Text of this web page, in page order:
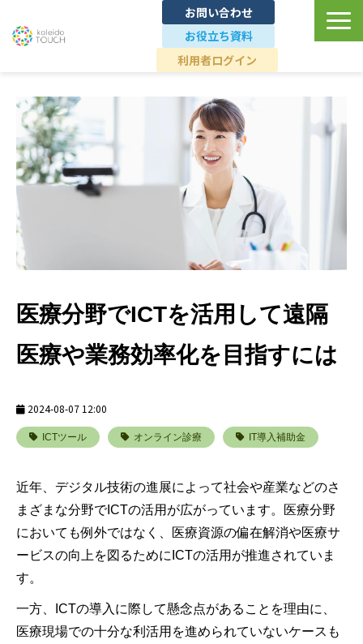
お問い合わせ
お役立ち資料
利用者ログイン
ユースケース
導入事例
料金プラン
医療分野でICTを活用して遠隔
医療や業務効率化を目指すには
2024-08-07 12:00
ICTツール オンライン診療 IT導入補助金
近年、デジタル技術の進展によって社会や産業などのさ
まざまな分野でICTの活用が広がっています。医療分野
においても例外ではなく、医療資源の偏在解消や医療サ
ービスの向上を図るためにICTの活用が推進されていま
す。
一方、ICTの導入に際して懸念点があることを理由に、
医療現場での十分な利活用を進められていないケースも